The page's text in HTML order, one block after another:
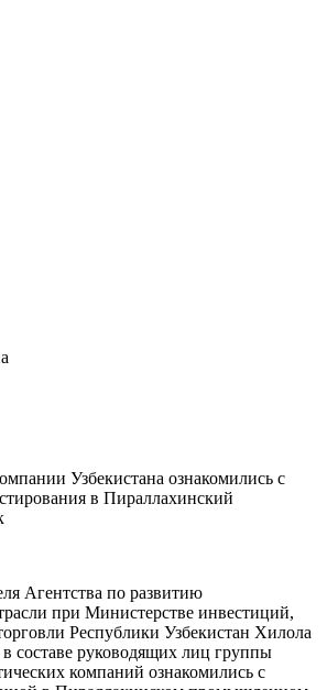
Узбекистана ознакомились с
в Пираллахинский
Агентства по развитию
при Министерстве инвестиций,
Республики Узбекистан Хилола
составе руководящих лиц группы
компаний ознакомились с